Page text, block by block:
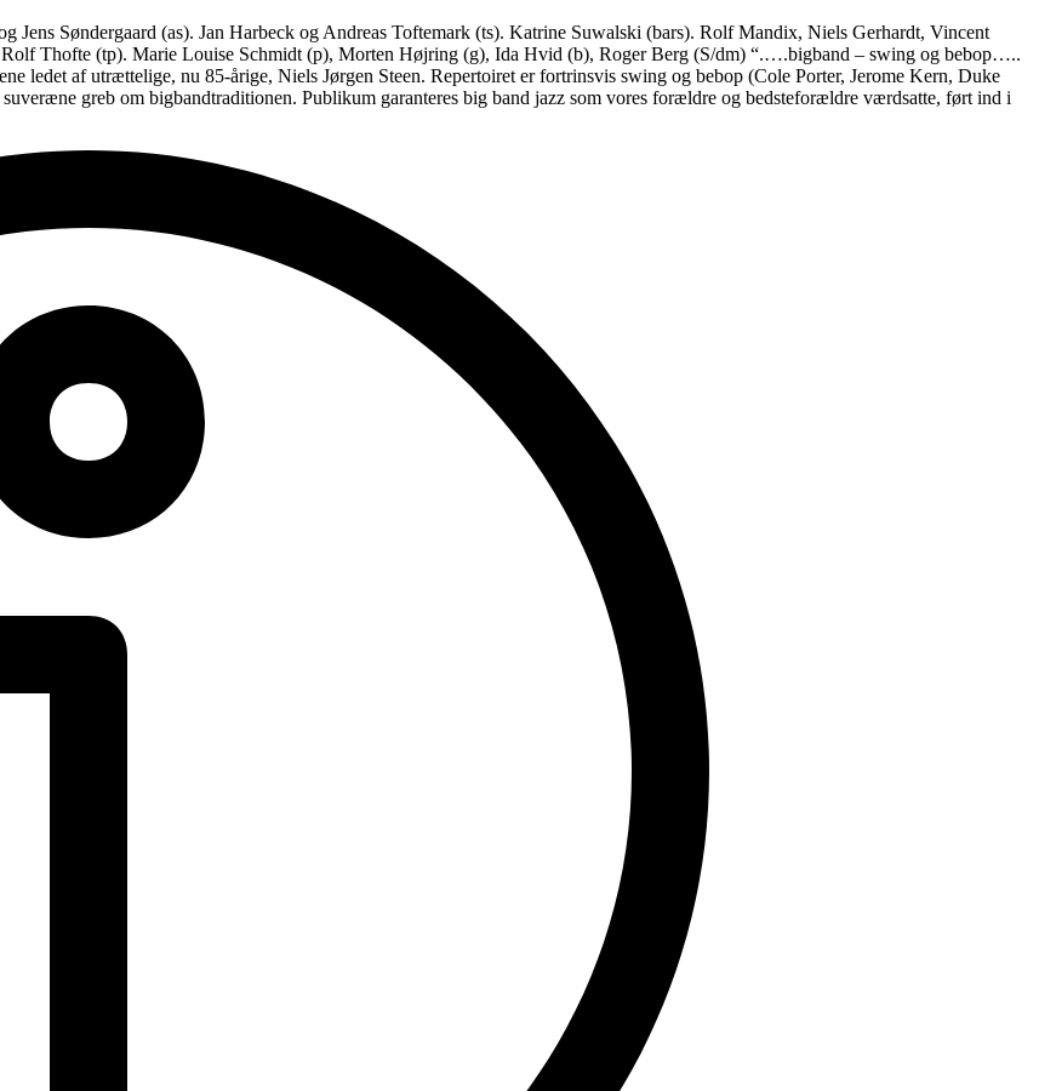
Søndergaard (as). Jan Harbeck og Andreas Toftemark (ts). Katrine Suwalski (bars). Rolf Mandix, Niels Gerhardt, Vincent
Rolf Thofte (tp). Marie Louise Schmidt (p), Morten Højring (g), Ida Hvid (b), Roger Berg (S/dm) “.….bigband – swing og bebop…..
ledet af utrættelige, nu 85-årige, Niels Jørgen Steen. Repertoiret er fortrinsvis swing og bebop (Cole Porter, Jerome Kern, Duke
greb om bigbandtraditionen. Publikum garanteres big band jazz som vores forældre og bedsteforældre værdsatte, ført ind i